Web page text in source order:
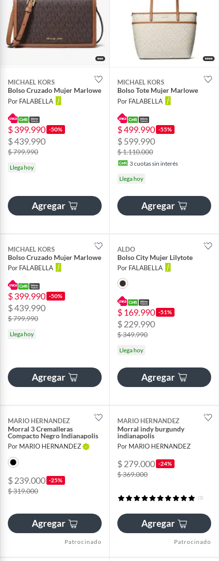
MICHAEL KORS
Bolso Cruzado Mujer Marlowe
Por FALABELLA
$ 399.990 -50%
$ 439.990
$ 799.990
Llega hoy
Agregar
MICHAEL KORS
Bolso Tote Mujer Marlowe
Por FALABELLA
$ 499.990 -55%
$ 599.990
$ 1.110.000
3cuotas sin interés
Llega hoy
Agregar
MICHAEL KORS
Bolso Cruzado Mujer Marlowe
Por FALABELLA
$ 399.990 -50%
$ 439.990
$ 799.990
Llega hoy
Agregar
ALDO
Bolso City Mujer Lilytote
Por FALABELLA
$ 169.990 -51%
$ 229.990
$ 349.990
Llega hoy
Agregar
MARIO HERNANDEZ
Morral 3 Cremalleras
Compacto Negro Indianapolis
Por MARIO HERNANDEZ
$ 239.000 -25%
$ 319.000
Agregar
Patrocinado
MARIO HERNANDEZ
Morral indy burgundy
indianapolis
Por MARIO HERNANDEZ
$ 279.000 -24%
$ 369.000
(3)
Agregar
Patrocinado